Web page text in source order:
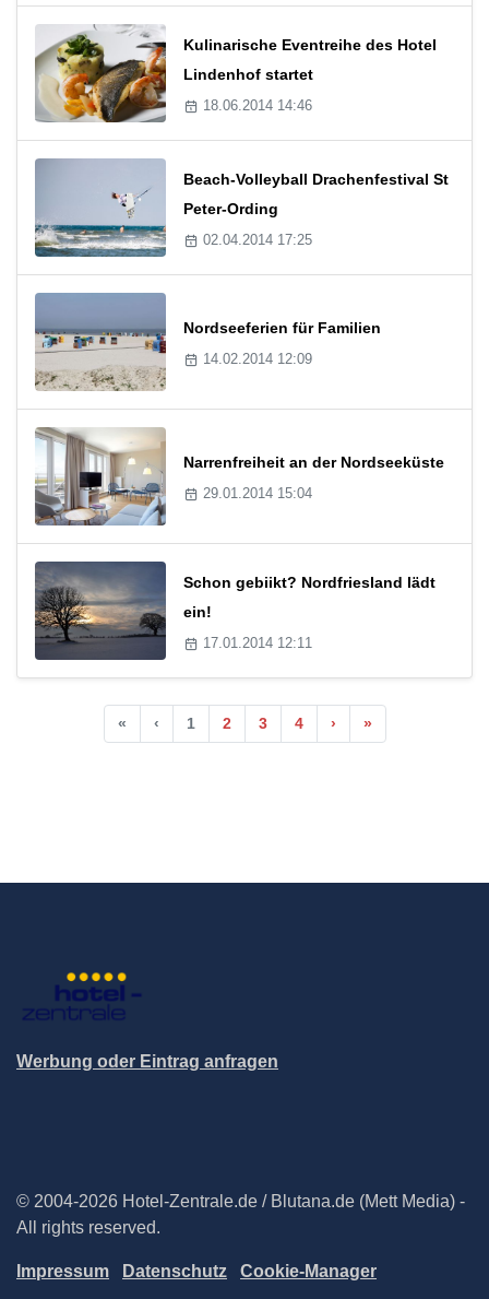
Kulinarische Eventreihe des Hotel
Lindenhof startet
18.06.2014 14:46
Beach-Volleyball Drachenfestival St
Peter-Ording
02.04.2014 17:25
Nordseeferien für Familien
14.02.2014 12:09
Narrenfreiheit an der Nordseeküste
29.01.2014 15:04
Schon gebiikt? Nordfriesland lädt
ein!
17.01.2014 12:11
« ‹ 1 2 3 4 › »
Werbung oder Eintrag anfragen
© 2004-2026 Hotel-Zentrale.de / Blutana.de (Mett Media) -
All rights reserved.
Impressum Datenschutz Cookie-Manager